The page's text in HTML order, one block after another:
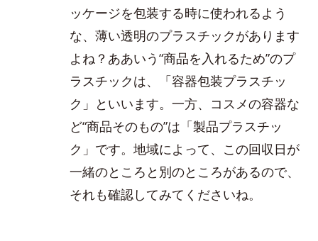
ッケージを包装する時に使われるよう
な、薄い透明のプラスチックがあります
よね？ああいう“商品を入れるため”のプ
ラスチックは、「容器包装プラスチッ
ク」といいます。一方、コスメの容器な
ど“商品そのもの”は「製品プラスチッ
ク」です。地域によって、この回収日が
一緒のところと別のところがあるので、
それも確認してみてくださいね。